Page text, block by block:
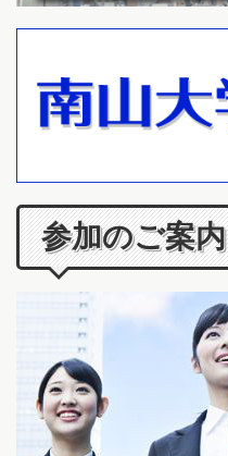
参加のご案内